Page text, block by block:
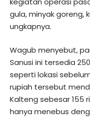
gula, minyak goreng,
ungkapnya.
Wagub menyebut,
Sanusi ini tersedia
seperti lokasi
rupiah tersebut
Kalteng sebesar 155
hanya menebus